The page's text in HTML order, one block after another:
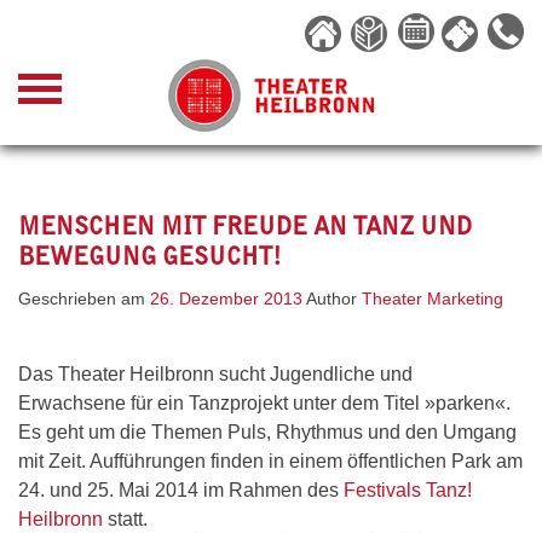
content
MENSCHEN MIT FREUDE AN TANZ UND
BEWEGUNG GESUCHT!
Geschrieben am 26. Dezember 2013 Author Theater Marketing
Das Theater Heilbronn sucht Jugendliche und
Erwachsene für ein Tanzprojekt unter dem Titel »parken«.
Es geht um die Themen Puls, Rhythmus und den Umgang
mit Zeit. Aufführungen finden in einem öffentlichen Park am
24. und 25. Mai 2014 im Rahmen des Festivals Tanz!
Heilbronn statt.